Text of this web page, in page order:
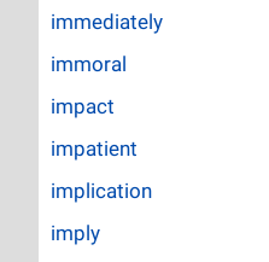
immediately
immoral
impact
impatient
implication
imply